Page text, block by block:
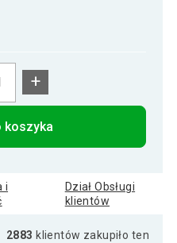
+
koszyka
i
Dział Obsługi
klientów
2883 klientów zakupiło ten